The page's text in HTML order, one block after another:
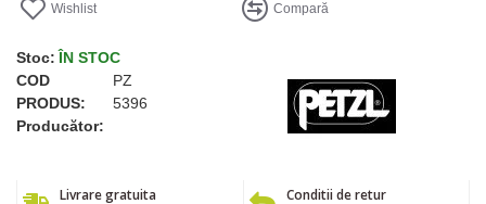
Wishlist Compară
Stoc: ÎN STOC
COD
PRODUS:
PZ
5396
Producător:
Livrare gratuita Conditii de retur